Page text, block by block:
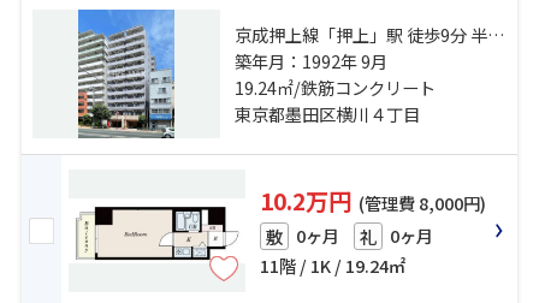
京成押上線「押上」駅 徒歩9分 半蔵
門線「錦糸町」駅 徒歩9分 総武本線
「錦糸町」駅 徒歩9分
築年月：1992年 9月
19.24㎡/鉄筋コンクリート
東京都墨田区横川４丁目
10.2万円 (管理費 8,000円)
敷 0ヶ月 礼 0ヶ月
11階 / 1K / 19.24㎡